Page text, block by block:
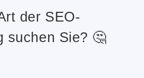
der SEO-
suchen Sie? 🤔